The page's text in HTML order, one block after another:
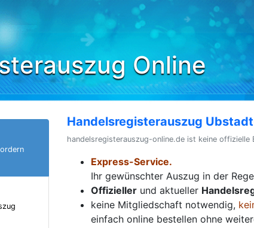
Online
Handelsregisterauszug
handelsregisterauszug-online.de ist keine
Express-Service.
Ihr gewünschter Auszug in der
Offizieller und aktueller
keine Mitgliedschaft notwendig,
einfach online bestellen ohne